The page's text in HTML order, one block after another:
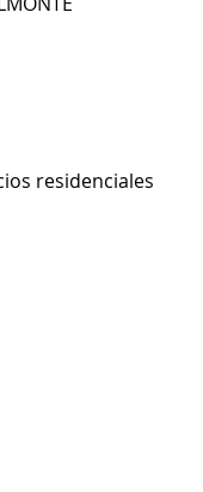
residenciales